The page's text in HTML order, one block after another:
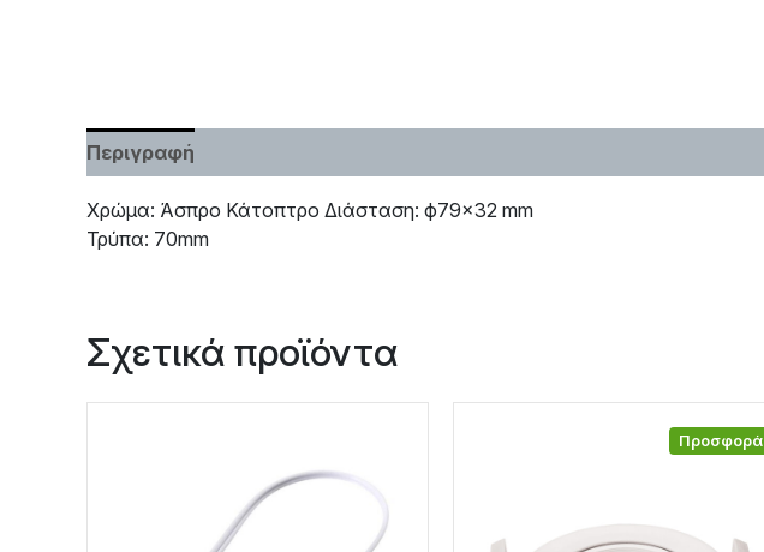
Περιγραφή
Χρώμα: Άσπρο Κάτοπτρο Διάσταση: ф79×32 mm
Τρύπα: 70mm
Σχετικά προϊόντα
Προσφορά